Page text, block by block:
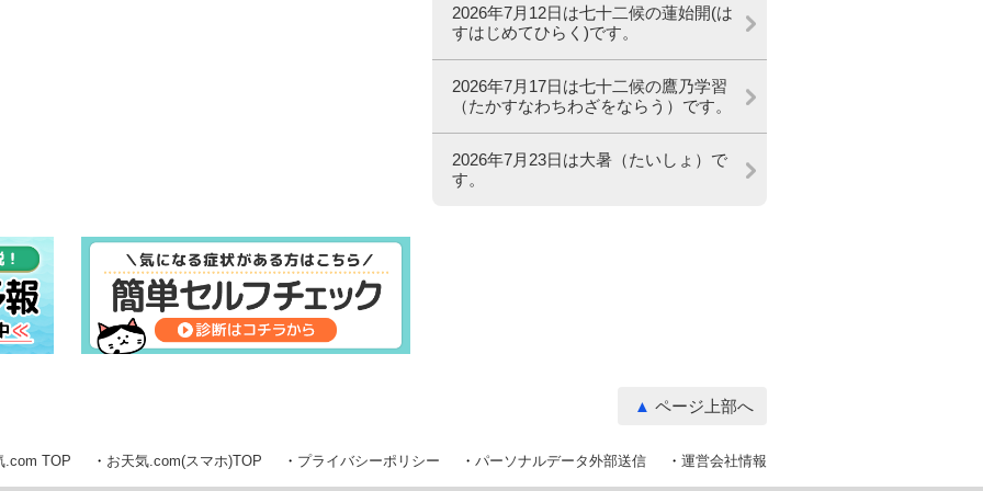
2026年7月12日は七十二候の蓮始開(は
すはじめてひらく)です。
2026年7月17日は七十二候の鷹乃学習
（たかすなわちわざをならう）です。
2026年7月23日は大暑（たいしょ）で
す。
ページ上部へ
.com TOP お天気.com(スマホ)TOP プライバシーポリシー パーソナルデータ外部送信 運営会社情報